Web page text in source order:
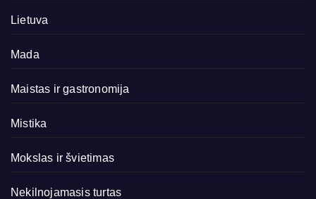
Lietuva
Mada
Maistas ir gastronomija
Mistika
Mokslas ir švietimas
Nekilnojamasis turtas